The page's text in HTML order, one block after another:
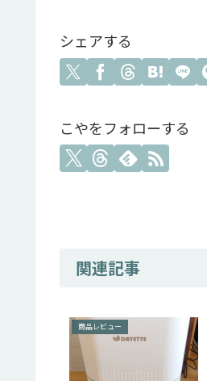
シェアする
こやをフォローする
関連記事
商品レビュー